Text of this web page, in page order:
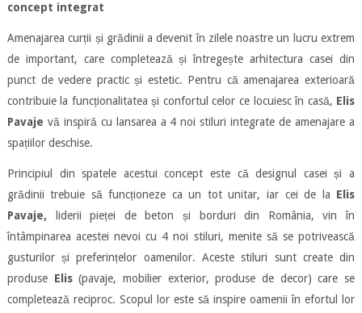
concept integrat
Amenajarea curții și grădinii a devenit în zilele noastre un lucru extrem
de important, care completează și întregește arhitectura casei din
punct de vedere practic și estetic. Pentru că amenajarea exterioară
contribuie la funcționalitatea și confortul celor ce locuiesc în casă, Elis
Pavaje vă inspiră cu lansarea a 4 noi stiluri integrate de amenajare a
spațiilor deschise.
Principiul din spatele acestui concept este că designul casei și a
grădinii trebuie să funcționeze ca un tot unitar, iar cei de la Elis
Pavaje, liderii pieței de beton și borduri din România, vin în
întâmpinarea acestei nevoi cu 4 noi stiluri, menite să se potrivească
gusturilor și preferințelor oamenilor. Aceste stiluri sunt create din
produse Elis(pavaje, mobilier exterior, produse de decor) care se
completează reciproc. Scopul lor este să inspire oamenii în efortul lor